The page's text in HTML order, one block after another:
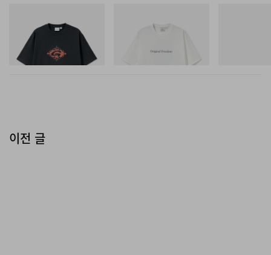
Flame Tee
쇼핑하기